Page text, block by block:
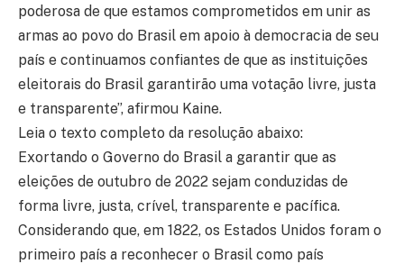
poderosa de que estamos comprometidos em unir as
armas ao povo do Brasil em apoio à democracia de seu
país e continuamos confiantes de que as instituições
eleitorais do Brasil garantirão uma votação livre, justa
e transparente”, afirmou Kaine.
Leia o texto completo da resolução abaixo:
Exortando o Governo do Brasil a garantir que as
eleições de outubro de 2022 sejam conduzidas de
forma livre, justa, crível, transparente e pacífica.
Considerando que, em 1822, os Estados Unidos foram o
primeiro país a reconhecer o Brasil como país